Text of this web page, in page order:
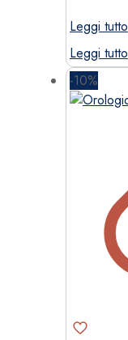
Leggi tutto
Leggi tutto
-10%